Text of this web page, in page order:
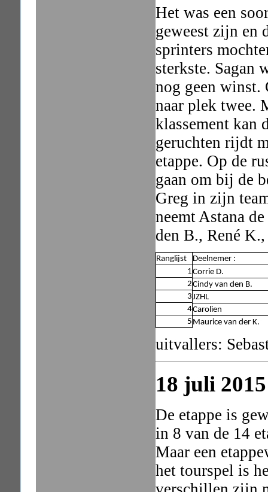
Het was een
geweest zijn en
sprinters
sterkste. Sagan
nog geen winst.
naar plek twee.
klassement kan
geruchten rijdt
etappe. Op de
gaan om bij de
Greg in zijn
neemt Astana
den B., René
Ranglijst
Deelnemer :
1Corrie D.
2Cindy van den B.
3JZHL
4Carolien
5 Maurice van der K.
uitvallers:
18 juli
De etappe is
in 8 van de 14
Maar een
het tourspel is